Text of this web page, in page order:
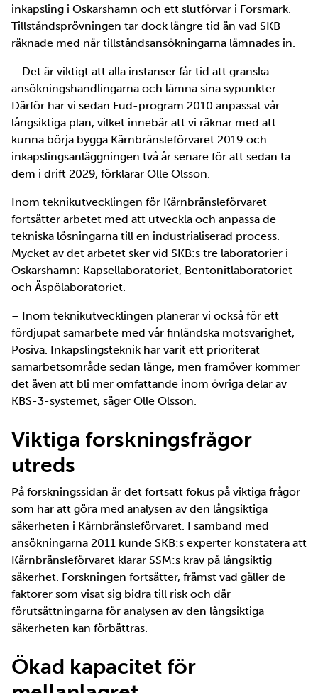
inkapsling i Oskarshamn och ett slutförvar i Forsmark.
Tillståndsprövningen tar dock längre tid än vad SKB
räknade med när tillståndsansökningarna lämnades in.
– Det är viktigt att alla instanser får tid att granska
ansökningshandlingarna och lämna sina sypunkter.
Därför har vi sedan Fud-program 2010 anpassat vår
långsiktiga plan, vilket innebär att vi räknar med att
kunna börja bygga Kärnbränsleförvaret 2019 och
inkapslingsanläggningen två år senare för att sedan ta
dem i drift 2029, förklarar Olle Olsson.
Inom teknikutvecklingen för Kärnbränsleförvaret
fortsätter arbetet med att utveckla och anpassa de
tekniska lösningarna till en industrialiserad process.
Mycket av det arbetet sker vid SKB:s tre laboratorier i
Oskarshamn: Kapsellaboratoriet, Bentonitlaboratoriet
och Äspölaboratoriet.
– Inom teknikutvecklingen planerar vi också för ett
fördjupat samarbete med vår finländska motsvarighet,
Posiva. Inkapslingsteknik har varit ett prioriterat
samarbetsområde sedan länge, men framöver kommer
det även att bli mer omfattande inom övriga delar av
KBS-3-systemet, säger Olle Olsson.
Viktiga forskningsfrågor
utreds
På forskningssidan är det fortsatt fokus på viktiga frågor
som har att göra med analysen av den långsiktiga
säkerheten i Kärnbränsleförvaret. I samband med
ansökningarna 2011 kunde SKB:s experter konstatera att
Kärnbränsleförvaret klarar SSM:s krav på långsiktig
säkerhet. Forskningen fortsätter, främst vad gäller de
faktorer som visat sig bidra till risk och där
förutsättningarna för analysen av den långsiktiga
säkerheten kan förbättras.
Ökad kapacitet för